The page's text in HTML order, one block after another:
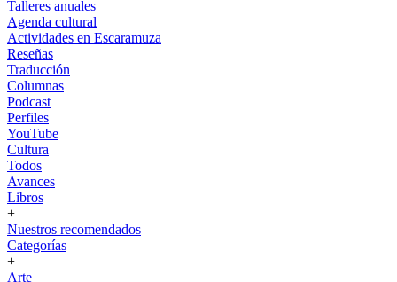
Talleres anuales
Agenda cultural
Actividades en Escaramuza
Reseñas
Traducción
Columnas
Podcast
Perfiles
YouTube
Cultura
Todos
Avances
Libros
+
Nuestros recomendados
Categorías
+
Arte